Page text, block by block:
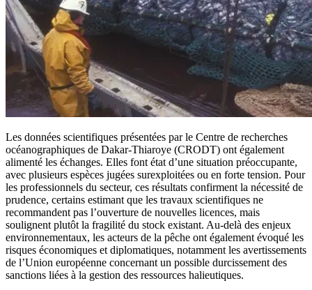
Les données scientifiques présentées par le Centre de recherches
océanographiques de Dakar-Thiaroye (CRODT) ont également
alimenté les échanges. Elles font état d’une situation préoccupante,
avec plusieurs espèces jugées surexploitées ou en forte tension. Pour
les professionnels du secteur, ces résultats confirment la nécessité de
prudence, certains estimant que les travaux scientifiques ne
recommandent pas l’ouverture de nouvelles licences, mais
soulignent plutôt la fragilité du stock existant. Au-delà des enjeux
environnementaux, les acteurs de la pêche ont également évoqué les
risques économiques et diplomatiques, notamment les avertissements
de l’Union européenne concernant un possible durcissement des
sanctions liées à la gestion des ressources halieutiques.